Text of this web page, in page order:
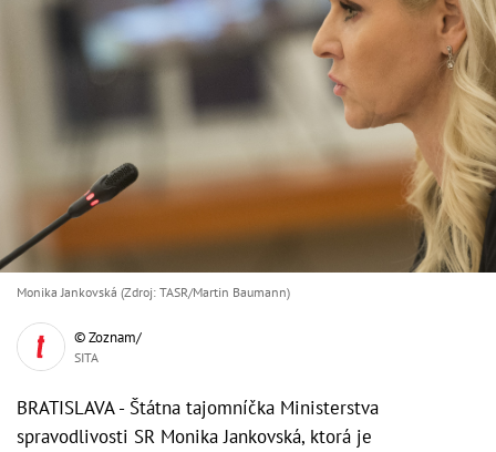
Monika Jankovská (Zdroj: TASR/Martin Baumann)
© Zoznam/
SITA
BRATISLAVA - Štátna tajomníčka Ministerstva
spravodlivosti SR Monika Jankovská, ktorá je